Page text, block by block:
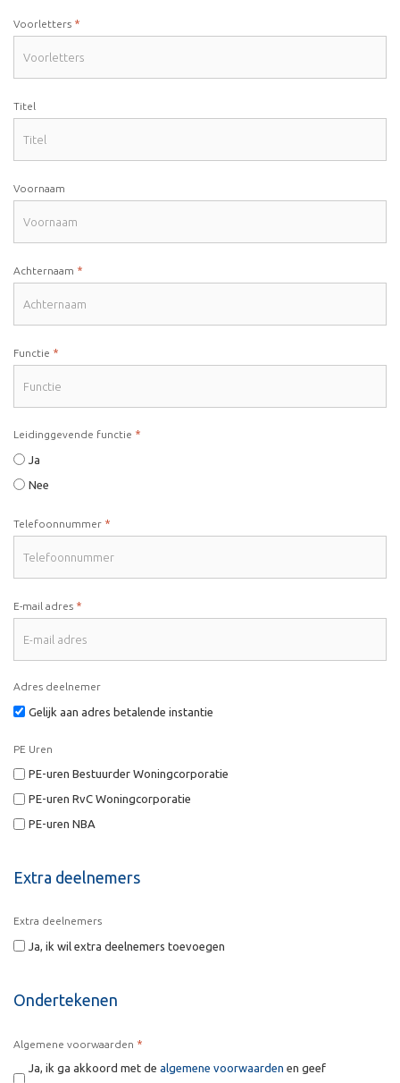
Voorletters *
Titel
Voornaam
Achternaam *
Functie *
Leidinggevende functie *
Ja
Nee
Telefoonnummer *
E-mail adres *
Adres deelnemer
Gelijk aan adres betalende instantie
PE Uren
PE-uren Bestuurder Woningcorporatie
PE-uren RvC Woningcorporatie
PE-uren NBA
Extra deelnemers
Extra deelnemers
Ja, ik wil extra deelnemers toevoegen
Ondertekenen
Algemene voorwaarden *
Ja, ik ga akkoord met de algemene voorwaarden en geef